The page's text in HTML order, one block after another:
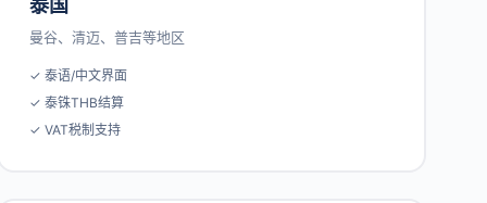
泰国
曼谷、清迈、普吉等地区
✓ 泰语/中文界面
✓ 泰铢THB结算
✓ VAT税制支持